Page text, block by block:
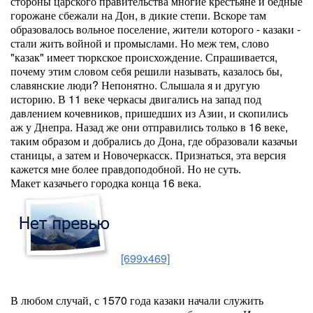
горожане сбежали на Дон, в дикие степи. Вскоре там
образовалось вольное поселение, жители которого - казаки -
стали жить войной и промыслами. Но меж тем, слово
"казак" имеет тюркское происхождение. Спрашивается,
почему этим словом себя решили называть, казалось бы,
славянские люди? Непонятно. Слышала я и другую
историю. В 11 веке черкасы двигались на запад под
давлением кочевников, пришедших из Азии, и скопились
аж у Днепра. Назад же они отправились только в 16 веке,
таким образом и добрались до Дона, где образовали казачьи
станицы, а затем и Новочеркасск. Признаться, эта версия
кажется мне более правдоподобной. Но не суть.
Макет казачьего городка конца 16 века.
[699x469]
В любом случай, с 1570 года казаки начали служить